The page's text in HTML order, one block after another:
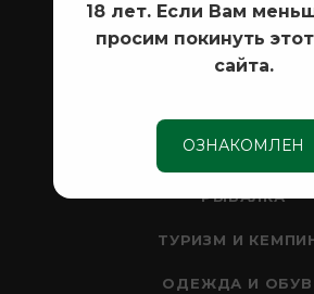
ОХОТА
ОПТИКА
НОЖИ
РЫБАЛКА
ТУРИЗМ И
ОДЕЖДА И
18 лет. Если Вам
просим покинуть
сайта.
ОЗНАКОМЛЕН